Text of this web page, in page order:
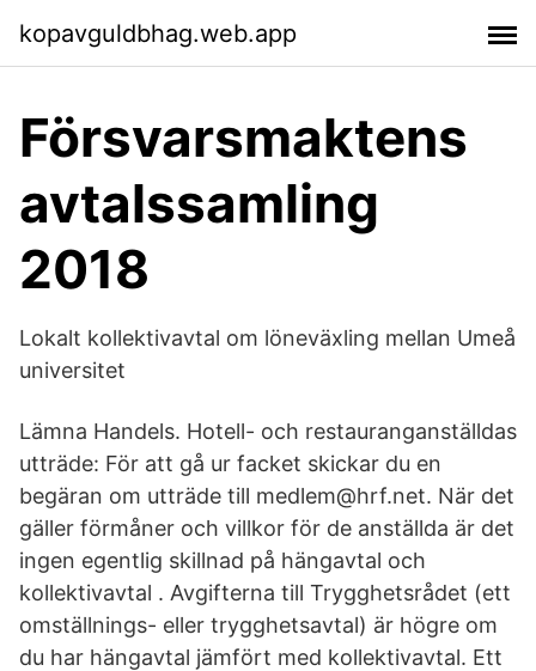
kopavguldbhag.web.app
Försvarsmaktens
avtalssamling
2018
Lokalt kollektivavtal om löneväxling mellan Umeå
universitet
Lämna Handels. Hotell- och restauranganställdas
utträde: För att gå ur facket skickar du en
begäran om utträde till medlem@hrf.net. När det
gäller förmåner och villkor för de anställda är det
ingen egentlig skillnad på hängavtal och
kollektivavtal . Avgifterna till Trygghetsrådet (ett
omställnings- eller trygghetsavtal) är högre om
du har hängavtal jämfört med kollektivavtal. Ett